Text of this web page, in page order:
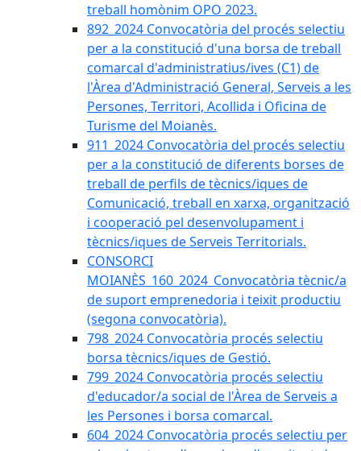
treball homònim OPO 2023.
892_2024 Convocatòria del procés selectiu
per a la constitució d'una borsa de treball
comarcal d'administratius/ives (C1) de
l'Àrea d'Administració General, Serveis a les
Persones, Territori, Acollida i Oficina de
Turisme del Moianès.
911_2024 Convocatòria del procés selectiu
per a la constitució de diferents borses de
treball de perfils de tècnics/iques de
Comunicació, treball en xarxa, organització
i cooperació pel desenvolupament i
tècnics/iques de Serveis Territorials.
CONSORCI
MOIANÈS_160_2024_Convocatòria tècnic/a
de suport emprenedoria i teixit productiu
(segona convocatòria).
798_2024 Convocatòria procés selectiu
borsa tècnics/iques de Gestió.
799_2024 Convocatòria procés selectiu
d'educador/a social de l'Àrea de Serveis a
les Persones i borsa comarcal.
604_2024 Convocatòria procés selectiu per